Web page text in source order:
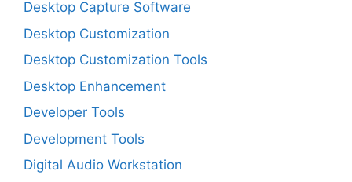
Desktop Capture Software
Desktop Customization
Desktop Customization Tools
Desktop Enhancement
Developer Tools
Development Tools
Digital Audio Workstation